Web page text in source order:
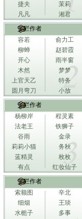
捷夫
茉莉
凡凡
湘君
专栏作者
容若
俞力工
柳蝉
赵碧霞
开心
雨半窗
木然
梦梦
上官天乙
特务
圆月弯刀
小放
专栏作者
杨柳岸
程灵素
法老王
铁狮子
谷雨
金录
莉莉小猫
务秋
蓝精灵
枚枚
有点
红妆仙子
专栏作者
索额图
辛北
细烟
王琰
水栀子
多事